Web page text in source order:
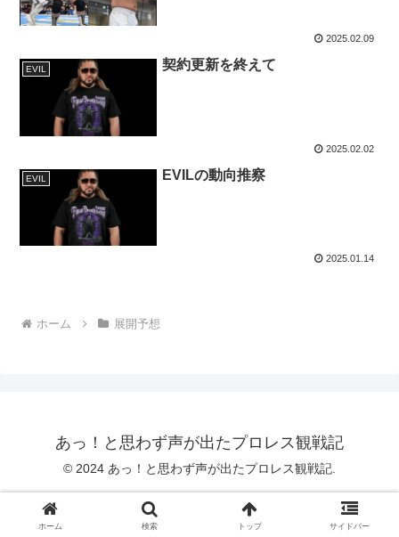
2025.02.09
EVIL 契約更新を終えて
2025.02.02
EVIL EVILの動向推察
2025.01.14
ホーム 展開予想
あっ！と思わず声が出たプロレス観戦記
© 2024 あっ！と思わず声が出たプロレス観戦記.
ホーム 検索 トップ サイドバー